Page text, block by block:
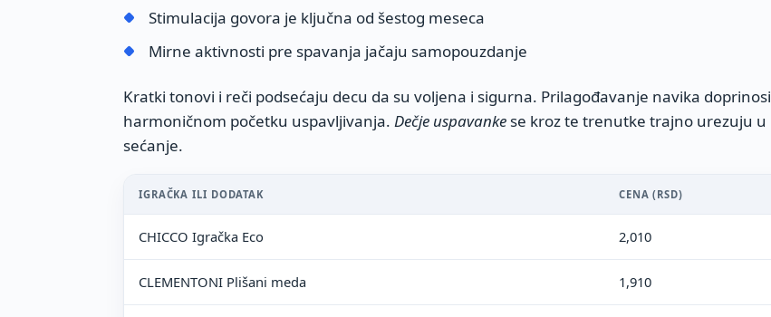
Stimulacija govora je ključna od šestog meseca
Mirne aktivnosti pre spavanja jačaju samopouzdanje
Kratki tonovi i reči podsećaju decu da su voljena i sigurna. Prilagođavanje navika doprinosi
harmoničnom početku uspavljivanja. Dečje uspavanke se kroz te trenutke trajno urezuju u
sećanje.
IGRAČKA ILI DODATAK CENA (RSD)
CHICCO Igračka Eco 2,010
CLEMENTONI Plišani meda 1,910